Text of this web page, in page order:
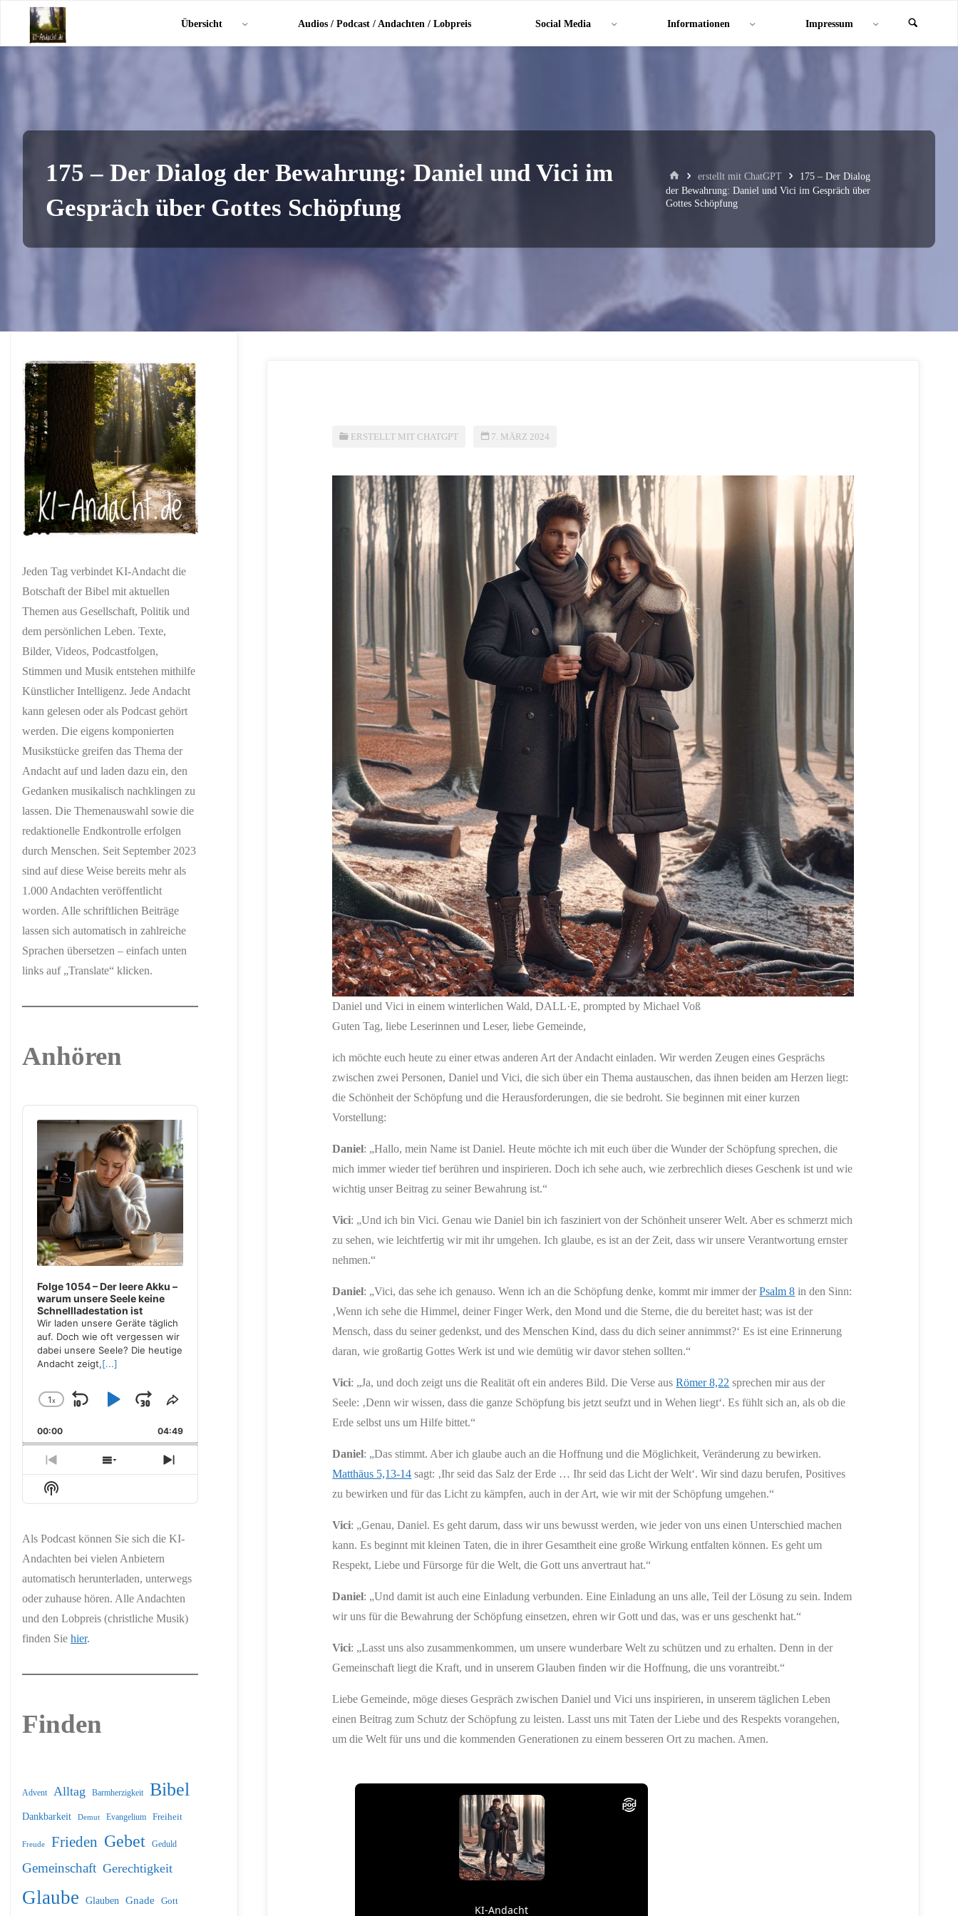
springen
Übersicht Audios / Podcast / Andachten / Lobpreis Social Media Informationen Impressum
175 – Der Dialog der Bewahrung: Daniel und Vici im
Gespräch über Gottes Schöpfung
Starterstellt mit ChatGPT
175 – Der Dialog
der Bewahrung: Daniel und Vici im Gespräch über
Gottes Schöpfung
ERSTELLT MIT CHATGPT 7. MÄRZ 2024
Daniel und Vici in einem winterlichen Wald, DALL·E, prompted by Michael Voß
Guten Tag, liebe Leserinnen und Leser, liebe Gemeinde,
ich möchte euch heute zu einer etwas anderen Art der Andacht einladen. Wir werden Zeugen eines Gesprächs
zwischen zwei Personen, Daniel und Vici, die sich über ein Thema austauschen, das ihnen beiden am Herzen liegt:
die Schönheit der Schöpfung und die Herausforderungen, die sie bedroht. Sie beginnen mit einer kurzen
Vorstellung:
Daniel: „Hallo, mein Name ist Daniel. Heute möchte ich mit euch über die Wunder der Schöpfung sprechen, die
mich immer wieder tief berühren und inspirieren. Doch ich sehe auch, wie zerbrechlich dieses Geschenk ist und wie
wichtig unser Beitrag zu seiner Bewahrung ist.“
Vici: „Und ich bin Vici. Genau wie Daniel bin ich fasziniert von der Schönheit unserer Welt. Aber es schmerzt mich
zu sehen, wie leichtfertig wir mit ihr umgehen. Ich glaube, es ist an der Zeit, dass wir unsere Verantwortung ernster
nehmen.“
Daniel: „Vici, das sehe ich genauso. Wenn ich an die Schöpfung denke, kommt mir immer derPsalm 8 in den Sinn:
‚Wenn ich sehe die Himmel, deiner Finger Werk, den Mond und die Sterne, die du bereitet hast; was ist der
Mensch, dass du seiner gedenkst, und des Menschen Kind, dass du dich seiner annimmst?‘ Es ist eine Erinnerung
daran, wie großartig Gottes Werk ist und wie demütig wir davor stehen sollten.“
Vici: „Ja, und doch zeigt uns die Realität oft ein anderes Bild. Die Verse ausRömer 8,22 sprechen mir aus der
Seele: ‚Denn wir wissen, dass die ganze Schöpfung bis jetzt seufzt und in Wehen liegt‘. Es fühlt sich an, als ob die
Erde selbst uns um Hilfe bittet.“
Daniel: „Das stimmt. Aber ich glaube auch an die Hoffnung und die Möglichkeit, Veränderung zu bewirken.
Matthäus 5,13-14 sagt: ‚Ihr seid das Salz der Erde … Ihr seid das Licht der Welt‘. Wir sind dazu berufen, Positives
zu bewirken und für das Licht zu kämpfen, auch in der Art, wie wir mit der Schöpfung umgehen.“
Vici: „Genau, Daniel. Es geht darum, dass wir uns bewusst werden, wie jeder von uns einen Unterschied machen
kann. Es beginnt mit kleinen Taten, die in ihrer Gesamtheit eine große Wirkung entfalten können. Es geht um
Respekt, Liebe und Fürsorge für die Welt, die Gott uns anvertraut hat.“
Daniel: „Und damit ist auch eine Einladung verbunden. Eine Einladung an uns alle, Teil der Lösung zu sein. Indem
wir uns für die Bewahrung der Schöpfung einsetzen, ehren wir Gott und das, was er uns geschenkt hat.“
Vici: „Lasst uns also zusammenkommen, um unsere wunderbare Welt zu schützen und zu erhalten. Denn in der
Gemeinschaft liegt die Kraft, und in unserem Glauben finden wir die Hoffnung, die uns vorantreibt.“
Liebe Gemeinde, möge dieses Gespräch zwischen Daniel und Vici uns inspirieren, in unserem täglichen Leben
einen Beitrag zum Schutz der Schöpfung zu leisten. Lasst uns mit Taten der Liebe und des Respekts vorangehen,
um die Welt für uns und die kommenden Generationen zu einem besseren Ort zu machen. Amen.
Jeden Tag verbindet KI-Andacht die
Botschaft der Bibel mit aktuellen
Themen aus Gesellschaft, Politik und
dem persönlichen Leben. Texte,
Bilder, Videos, Podcastfolgen,
Stimmen und Musik entstehen mithilfe
Künstlicher Intelligenz. Jede Andacht
kann gelesen oder als Podcast gehört
werden. Die eigens komponierten
Musikstücke greifen das Thema der
Andacht auf und laden dazu ein, den
Gedanken musikalisch nachklingen zu
lassen. Die Themenauswahl sowie die
redaktionelle Endkontrolle erfolgen
durch Menschen. Seit September 2023
sind auf diese Weise bereits mehr als
1.000 Andachten veröffentlicht
worden. Alle schriftlichen Beiträge
lassen sich automatisch in zahlreiche
Sprachen übersetzen – einfach unten
links auf „Translate“ klicken.
Anhören
Audio
Player
Folge 1054 – Der leere Akku –
warum unsere Seele keine
Schnellladestation ist
Wir laden unsere Geräte täglich
auf. Doch wie oft vergessen wir
dabei unsere Seele? Die heutige
Andacht zeigt,[...]
Change
Rate
1x
Skip
Backward
Play
Pause
Jump
Forward
Share
Episode
00:00 04:49
Previous
Episode
Show
Episodes
Next
Episode
Show
Podcast
Als Podcast können Sie sich die KI-
Andachten bei vielen Anbietern
automatisch herunterladen, unterwegs
oder zuhause hören. Alle Andachten
und den Lobpreis (christliche Musik)
finden Sie hier.
Finden
Advent Alltag Barmherzigkeit Bibel
Dankbarkeit Demut Evangelium Freiheit
Freude Frieden Gebet Geduld
Gemeinschaft Gerechtigkeit
Glaube Glauben Gnade Gott